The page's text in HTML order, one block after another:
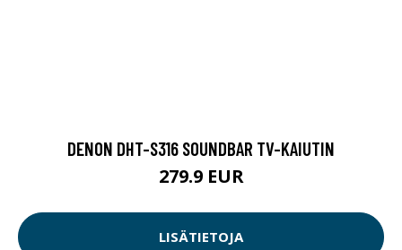
DENON DHT-S316 SOUNDBAR TV-KAIUTIN
279.9 EUR
LISÄTIETOJA